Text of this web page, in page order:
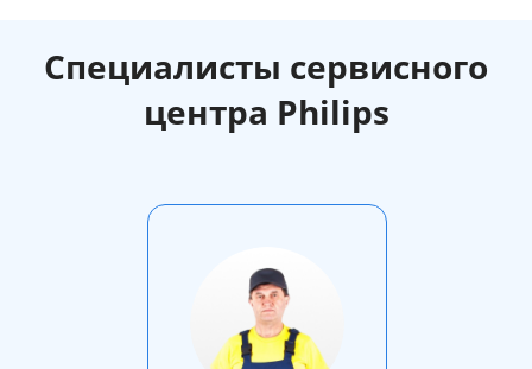
Специалисты сервисного
центра Philips